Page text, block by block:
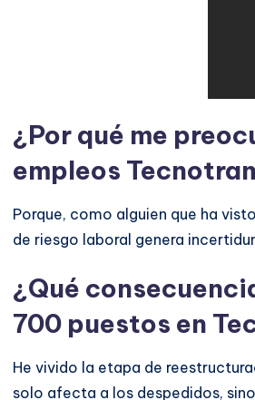
¿Por qué me
empleos
Porque, como alguien que ha
de riesgo laboral genera
¿Qué
700 puestos en
He vivido la etapa de
solo afecta a los despedidos,